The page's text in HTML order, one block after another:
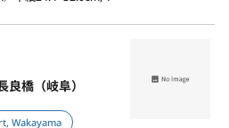
良橋（岐阜）
Wakayama